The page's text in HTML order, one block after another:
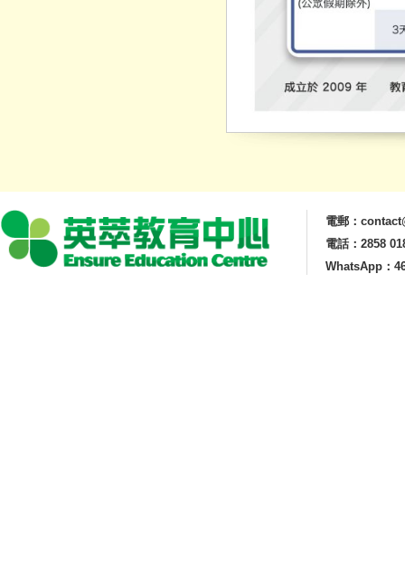
電郵：
電話：2858
WhatsApp：